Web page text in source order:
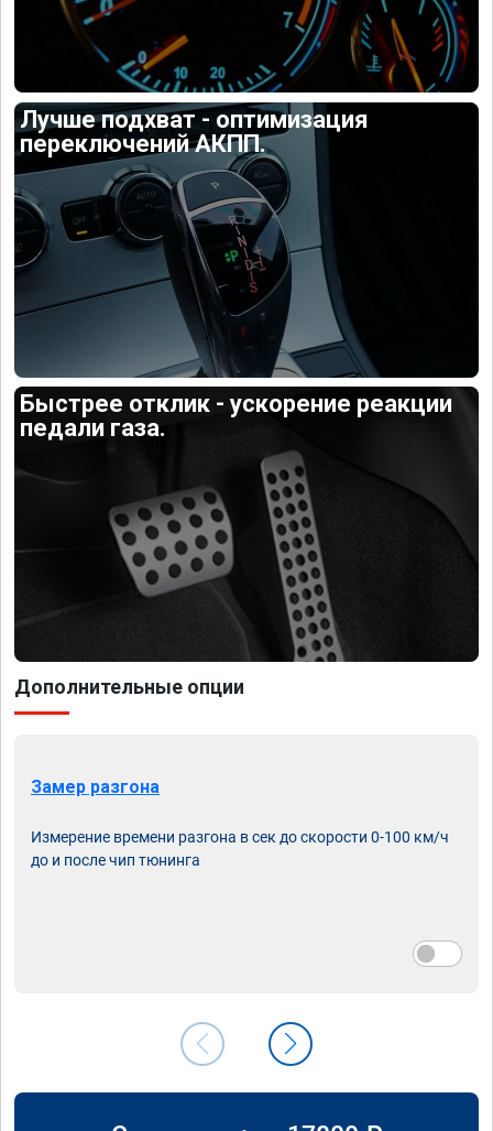
Лучше подхват - оптимизация
переключений АКПП.
Быстрее отклик - ускорение реакции
педали газа.
Дополнительные опции
Замер разгона
Измерение времени разгона в сек до скорости 0-100 км/ч
до и после чип тюнинга